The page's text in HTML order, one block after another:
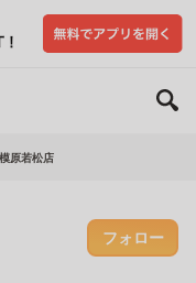
原若松店
フォロー